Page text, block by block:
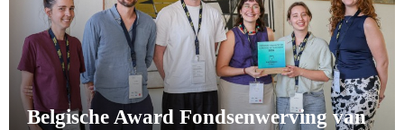
Belgische Award Fondsenwerving van